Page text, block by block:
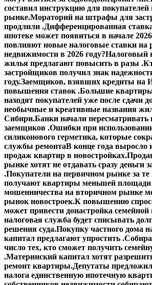
составил инструкцию для
рынке.Мораторий на штрафы для
продлили .Дифференцированная
ипотеке может появиться в начале
повлияют новые налоговые ставки на
недвижимости в 2026 году?Налоговый
жилья предлагают повысить в разы .
застройщиков получил знак
году.Заемщиков, взявших кредиты на
повышения ставок .Большие
находят покупателей уже после сдачи
необычные и креативные названия
Сибири.Банки начали пересматривать
заемщиков .Ошибки при
силиконового герметика, которые
службы ремонтаВ конце года выросло
продаж квартир в новостройках.
рынке хотят не отдавать сразу деньги
.Покупатели на первичном рынке за те
получают квартиры меньшей площади
мошенничества на вторичном рынке
рынок новостроек.К повышению
может привести донастройка семейной
налоговая служба будет списывать
решения суда.Покупку частного дома
капитал предлагают упростить .
число тех, кто сможет получить
.Материнский капитал хотят
ремонт квартиры.Депутаты
налога единственную ипотечную